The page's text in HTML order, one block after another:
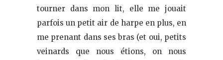
tourner dans mon lit, elle me jouait
parfois un petit air de harpe en plus, en
me prenant dans ses bras (et oui, petits
veinards que nous étions, on nous